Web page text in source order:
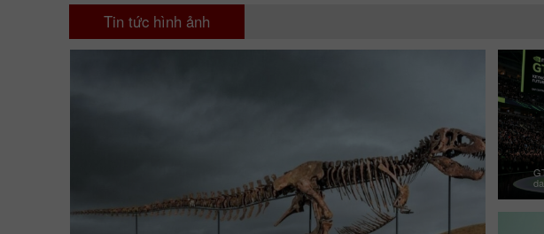
Tin tức hình ảnh